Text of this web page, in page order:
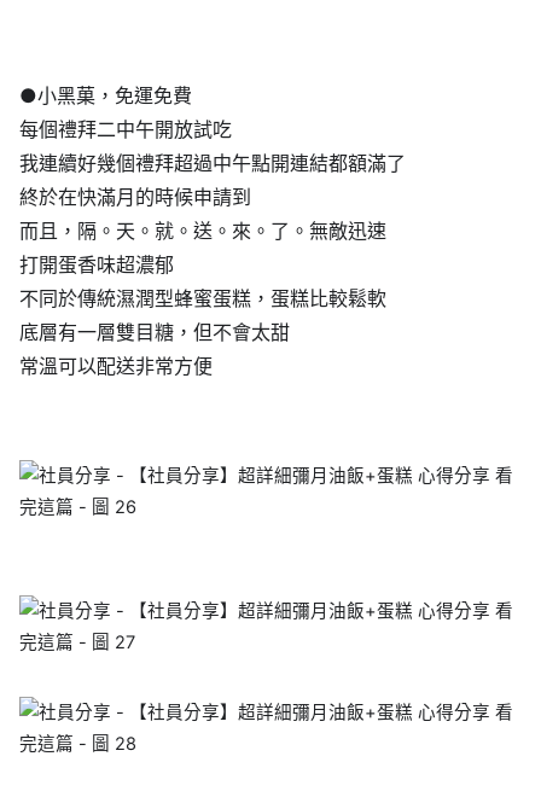
●小黑菓，免運免費
每個禮拜二中午開放試吃
我連續好幾個禮拜超過中午點開連結都額滿了
終於在快滿月的時候申請到
而且，隔。天。就。送。來。了。無敵迅速
打開蛋香味超濃郁
不同於傳統濕潤型蜂蜜蛋糕，蛋糕比較鬆軟
底層有一層雙目糖，但不會太甜
常溫可以配送非常方便